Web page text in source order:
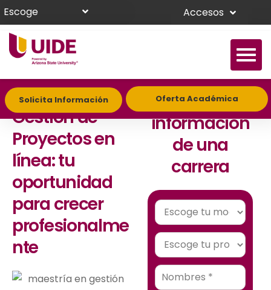
Escoge Accesos
Solicita Información Oferta Académica
Maestría en
Gestión de
Proyectos en
línea: tu
oportunidad
para crecer
profesionalme
nte
Solicita
información
de una
carrera